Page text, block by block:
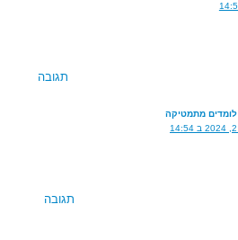
תגובה
לומדים מתמטיקה
תגובה